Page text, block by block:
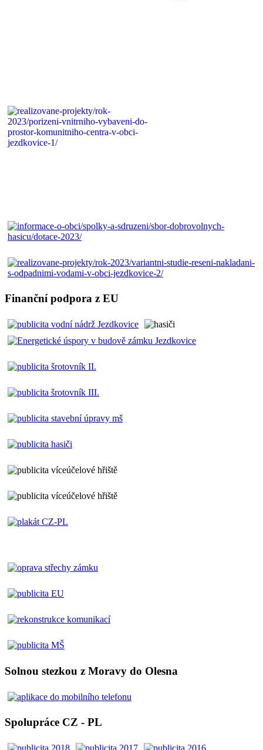
Finanční podpora z EU
Solnou stezkou z Moravy do Olesna
Spolupráce CZ - PL